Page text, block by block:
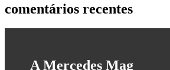
comentários recentes
A Mercedes Mag